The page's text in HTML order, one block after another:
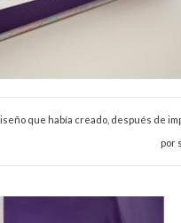
que había creado, después de
por